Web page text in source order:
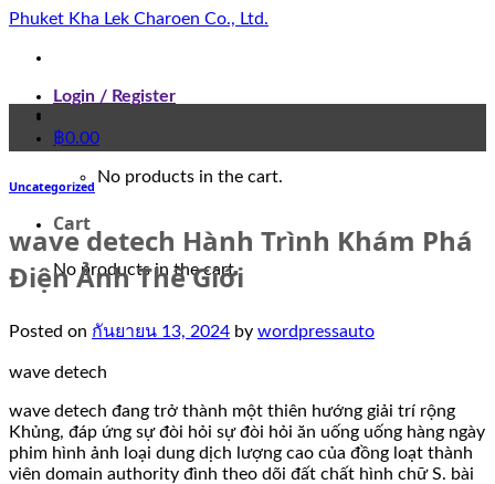
Skip
content
Phuket Kha Lek Charoen Co., Ltd.
Login / Register
฿0.00
No products in the cart.
Cart
No products in the cart.
Uncategorized
wave detech Hành Trình Khám Phá
Điện Ảnh Thế Giới
Posted on กันยายน 13, 2024 by wordpressauto
wave detech
wave detech đang trở thành một thiên hướng giải trí rộng
Khủng, đáp ứng sự đòi hỏi sự đòi hỏi ăn uống uống hàng ngày
phim hình ảnh loại dung dịch lượng cao của đồng loạt thành
viên domain authority đình theo dõi đất chất hình chữ S. bài